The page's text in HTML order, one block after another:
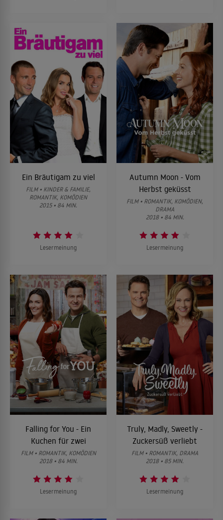
Ein Bräutigam zu viel
FILM • KINDER & FAMILIE,
ROMANTIK, KOMÖDIEN
2015 • 84 MIN.
Lesermeinung
Autumn Moon - Vom
Herbst geküsst
FILM • ROMANTIK, KOMÖDIEN,
DRAMA
2018 • 84 MIN.
Lesermeinung
Falling for You - Ein
Kuchen für zwei
FILM • ROMANTIK, KOMÖDIEN
2018 • 84 MIN.
Lesermeinung
Truly, Madly, Sweetly -
Zuckersüß verliebt
FILM • ROMANTIK, DRAMA
2018 • 85 MIN.
Lesermeinung